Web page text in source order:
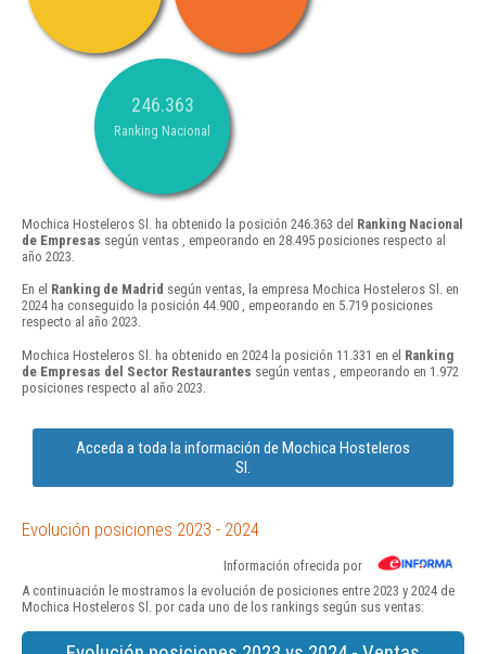
246.363
Ranking Nacional
Mochica Hosteleros Sl. ha obtenido la posición 246.363 del Ranking Nacional
de Empresas según ventas , empeorando en 28.495 posiciones respecto al
año 2023.
En el Ranking de Madrid según ventas, la empresa Mochica Hosteleros Sl. en
2024 ha conseguido la posición 44.900 , empeorando en 5.719 posiciones
respecto al año 2023.
Mochica Hosteleros Sl. ha obtenido en 2024 la posición 11.331 en el Ranking
de Empresas del Sector Restaurantes según ventas , empeorando en 1.972
posiciones respecto al año 2023.
Acceda a toda la información de Mochica Hosteleros
Sl.
Evolución posiciones 2023 - 2024
Información ofrecida por
A continuación le mostramos la evolución de posiciones entre 2023 y 2024 de
Mochica Hosteleros Sl. por cada uno de los rankings según sus ventas: